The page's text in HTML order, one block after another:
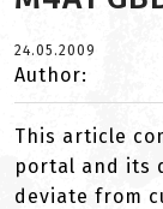
24.05.2009
Author:
This article
portal and its
deviate from